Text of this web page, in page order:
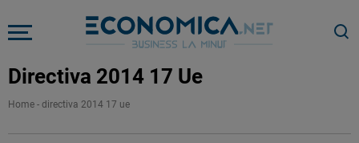
Directiva 2014 17 Ue
Home - directiva 2014 17 ue